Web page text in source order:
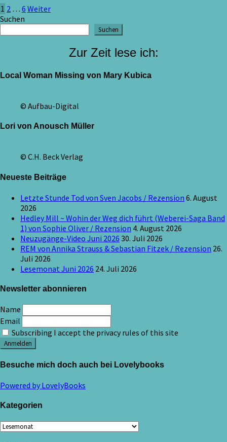
Seitennummerierung
der
Beiträge
1 2 … 6 Weiter
Suchen
Suchen
Zur Zeit lese ich:
Local Woman Missing von Mary Kubica
© Aufbau-Digital
Lori von Anousch Müller
© C.H. Beck Verlag
Neueste Beiträge
Letzte Stunde Tod von Sven Jacobs / Rezension 6. August
2026
Hedley Mill ~ Wohin der Weg dich führt (Weberei-Saga Band
1) von Sophie Oliver / Rezension 4. August 2026
Neuzugänge-Video Juni 2026 30. Juli 2026
REM von Annika Strauss & Sebastian Fitzek / Rezension 26.
Juli 2026
Lesemonat Juni 2026 24. Juli 2026
Newsletter abonnieren
Name
Email
Subscribing I accept the privacy rules of this site
Besuche mich doch auch bei Lovelybooks
Powered by LovelyBooks
Kategorien
Kategorien